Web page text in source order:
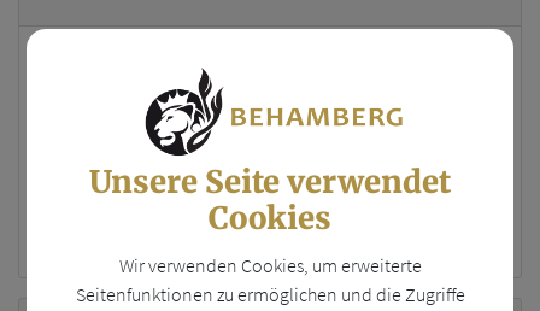
Persönliche Beratung nach Terminvereinbarung
Montag: 07:45 - 12:00 Uhr
Dienstag: geschlossen
Mittwoch: geschlossen
Donnerstag: geschlossen
Unsere Seite verwendet
Cookies
Wir verwenden Cookies, um erweiterte
Seitenfunktionen zu ermöglichen und die Zugriffe